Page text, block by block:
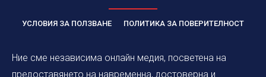
УСЛОВИЯ ЗА ПОЛЗВАНЕ ПОЛИТИКА ЗА ПОВЕРИТЕЛНОСТ
Ние сме независима онлайн медия, посветена на
предоставянето на навременна, достоверна и